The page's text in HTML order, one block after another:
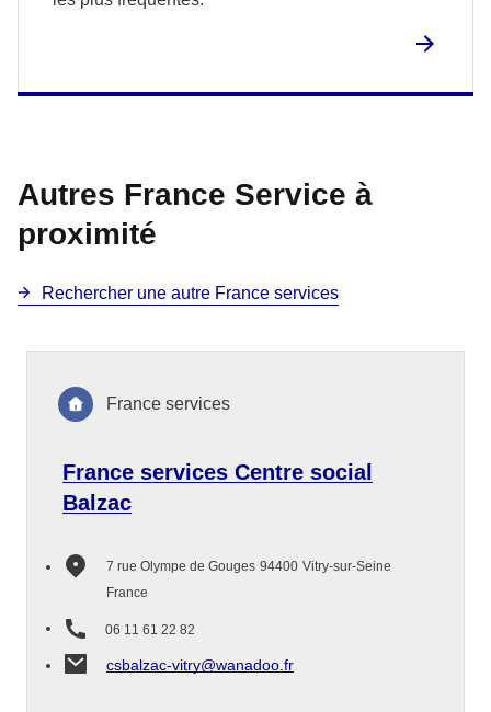
Autres France Service à
proximité
Rechercher une autre France services
France services Centre social
Balzac
7 rue Olympe de Gouges 94400 Vitry-sur-Seine
France
06 11 61 22 82
csbalzac-vitry@wanadoo.fr
France services